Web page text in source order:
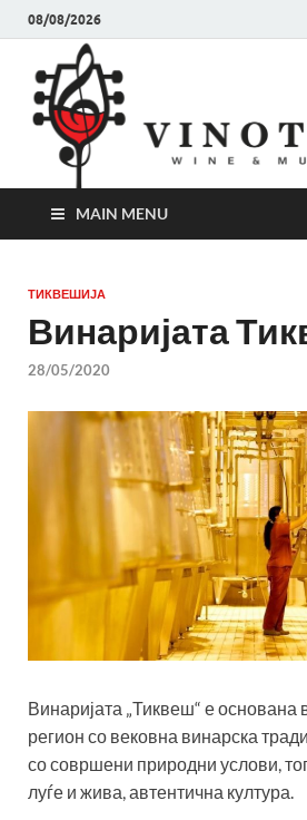
08/08/2026
MAIN MENU
ТИКВЕШИЈА
Винаријата
28/05/2020
Винаријата „Тиквеш“ е основана
регион со вековна винарска
со совршени природни услови,
луѓе и жива, автентична култура.